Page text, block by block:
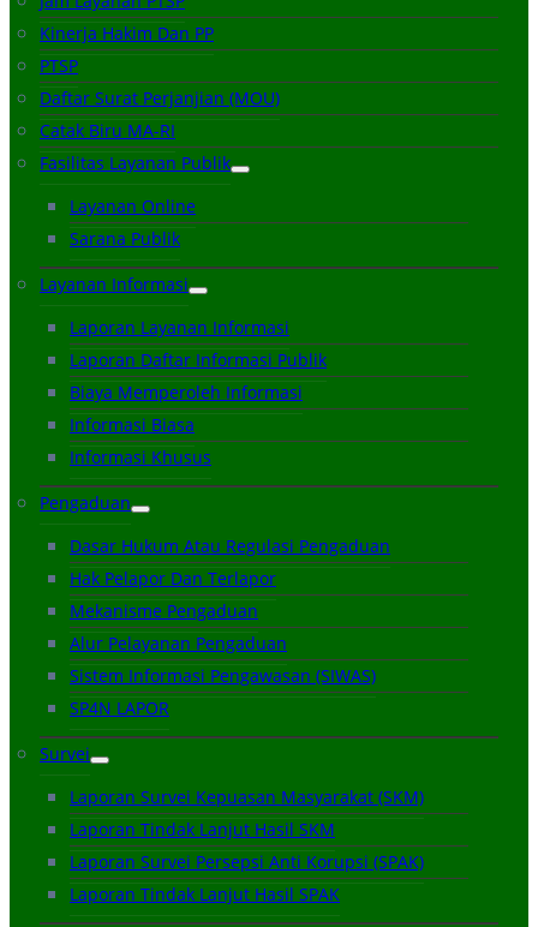
Kinerja Hakim Dan PP
PTSP
Daftar Surat Perjanjian (MOU)
Catak Biru MA-RI
Fasilitas Layanan Publik
Layanan Online
Sarana Publik
Layanan Informasi
Laporan Layanan Informasi
Laporan Daftar Informasi Publik
Biaya Memperoleh Informasi
Informasi Biasa
Informasi Khusus
Pengaduan
Dasar Hukum Atau Regulasi Pengaduan
Hak Pelapor Dan Terlapor
Mekanisme Pengaduan
Alur Pelayanan Pengaduan
Sistem Informasi Pengawasan (SIWAS)
SP4N LAPOR
Survei
Laporan Survei Kepuasan Masyarakat (SKM)
Laporan Tindak Lanjut Hasil SKM
Laporan Survei Persepsi Anti Korupsi (SPAK)
Laporan Tindak Lanjut Hasil SPAK